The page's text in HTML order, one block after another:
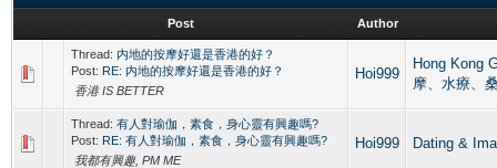
Post Author
Thread: 内地的按摩好還是香港的好？
Post: RE: 内地的按摩好還是香港的好？
香港 IS BETTER
Hoi999
Hong Kong
摩、水療、
Thread: 有人對瑜伽，素食，身心靈有興趣嗎?
Post: RE: 有人對瑜伽，素食，身心靈有興趣嗎?
我都有興趣, PM ME
Hoi999 Dating &